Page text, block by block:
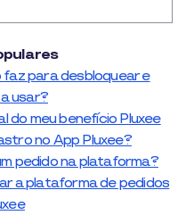
para desbloquear e
usar?
do meu benefício Pluxee
no App Pluxee?
pedido na plataforma?
a plataforma de pedidos